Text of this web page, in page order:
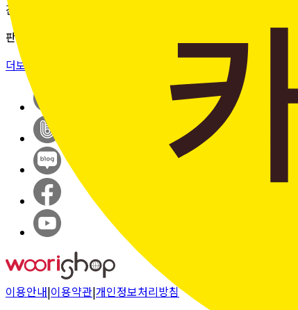
간단한 가입 프로세스 & 편리한
판매 시스템
더보기 >
이용안내|이용약관|개인정보처리방침